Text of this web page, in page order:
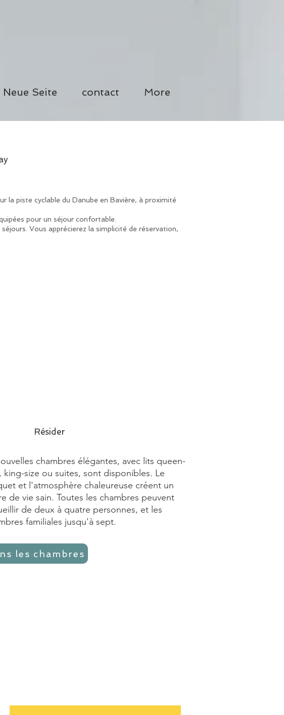
Neue Seite contact More
la piste cyclable du Danube en Bavière, à proximité
pour un séjour confortable.
Vous apprécierez la simplicité de réservation,
Résider
chambres élégantes, avec lits queen-
king-size ou suites, sont disponibles. Le
et l'atmosphère chaleureuse créent un
de vie sain. Toutes les chambres peuvent
de deux à quatre personnes, et les
familiales jusqu'à sept.
les chambres